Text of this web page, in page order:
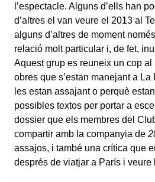
l’espectacle. Alguns d’ells han
d’altres el van veure el 2013 al
alguns d’altres de moment
relació molt particular i, de fet,
Aquest grup es reuneix un cop al
obres que s’estan manejant a
les estan assajant o perquè
possibles textos per portar a
dossier que els membres del
compartir amb la companyia de
assajos, i també una crítica que
després de viatjar a París i veure